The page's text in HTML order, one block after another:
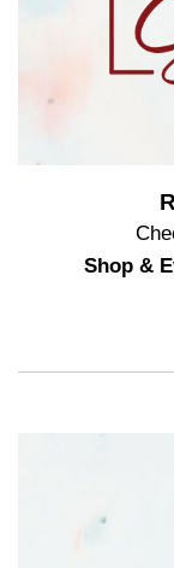
Shop &